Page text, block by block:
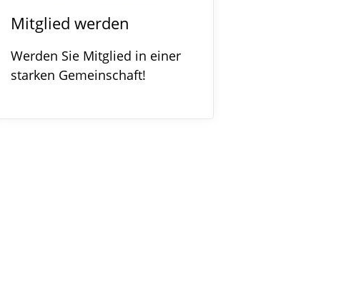
Mitglied werden
Werden Sie Mitglied in einer
starken Gemeinschaft!